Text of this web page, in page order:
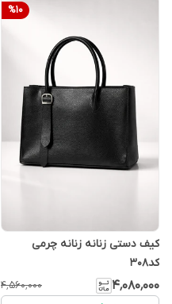
%10
کیف دستی زنانه زنانه چرمی
کد۳۰۸
۴٬۰۸۰٬۰۰۰ ۴٬۵۶۰٬۰۰۰